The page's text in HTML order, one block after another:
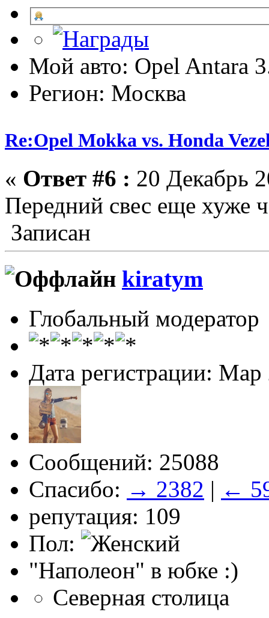
Мой авто: Opel Antara
Регион: Москва
Re:Opel Mokka vs. Honda
« Ответ #6 : 20 Декабрь
Передний свес еще хуже
Записан
kiratym
Глобальный модератор
Дата регистрации: Мар
Сообщений: 25088
Спасибо: → 2382 | ←
репутация: 109
Пол:
"Наполеон" в юбке :)
Северная столица